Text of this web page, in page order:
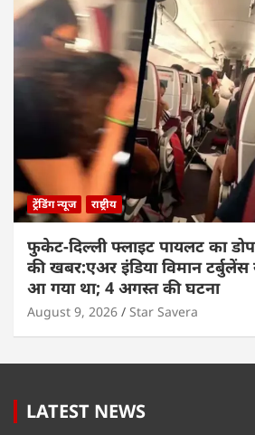
ट्रेंडिंग न्यूज राष्ट्रीय
फुकेट-दिल्ली फ्लाइट पायलट का डोप
की खबर:एअर इंडिया विमान
आ गया था; 4 अगस्त की घटना
August 9, 2026 Star Savera
LATEST NEWS